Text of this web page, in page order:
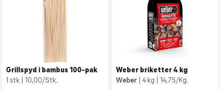
Grillspyd i bambus 100-pak
1 stk
10,00/Stk.
Weber briketter 4 kg
Weber
4 kg 14,75/Kg.